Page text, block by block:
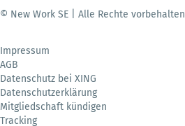
© New Work SE | Alle Rechte vorbehalten
Impressum
AGB
Datenschutz bei XING
Datenschutzerklärung
Mitgliedschaft kündigen
Tracking